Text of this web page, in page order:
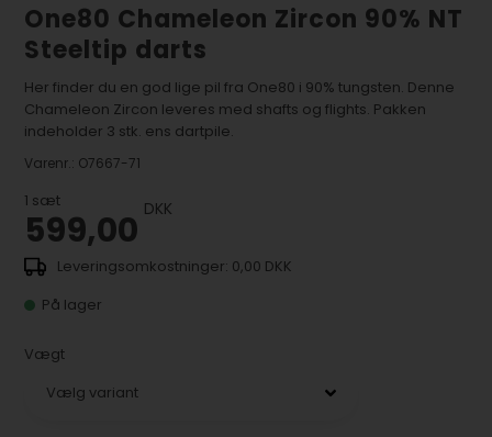
One80 Chameleon Zircon 90% NT
Steeltip darts
Her finder du en god lige pil fra One80 i 90% tungsten. Denne
Chameleon Zircon leveres med shafts og flights. Pakken
indeholder 3 stk. ens dartpile.
Varenr.: O7667-71
1 sæt
599,00 DKK
0,00 DKK
På lager
Vægt